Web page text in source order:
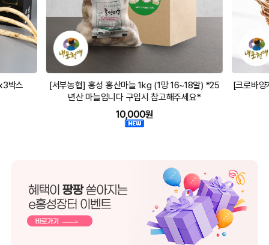
알) *25
[크로바양계식품] 자연방사 클로렐란(무항생제유정
란) 20구 난각번호1번
13,900원
[양가